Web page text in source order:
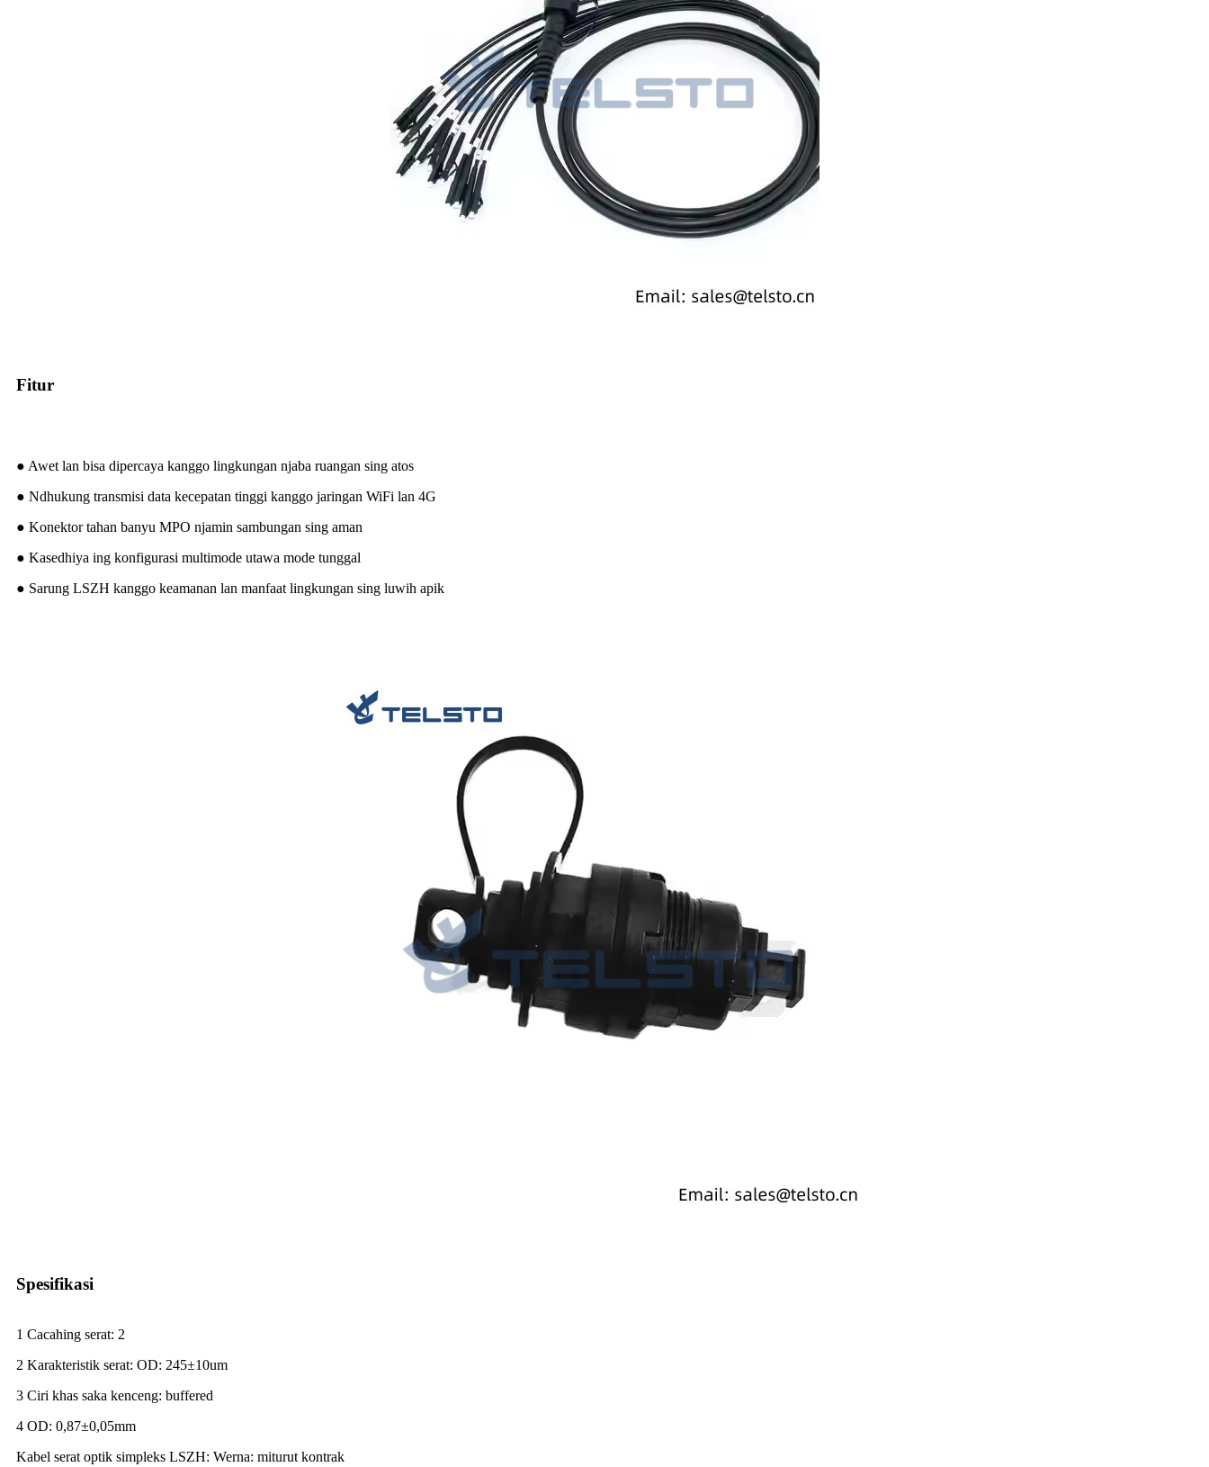
Fitur
● Awet lan bisa dipercaya kanggo lingkungan njaba ruangan sing atos
● Ndhukung transmisi data kecepatan tinggi kanggo jaringan WiFi lan 4G
● Konektor tahan banyu MPO njamin sambungan sing aman
● Kasedhiya ing konfigurasi multimode utawa mode tunggal
● Sarung LSZH kanggo keamanan lan manfaat lingkungan sing luwih apik
Spesifikasi
1 Cacahing serat: 2
2 Karakteristik serat: OD: 245±10um
3 Ciri khas saka kenceng: buffered
4 OD: 0,87±0,05mm
Kabel serat optik simpleks LSZH: Werna: miturut kontrak